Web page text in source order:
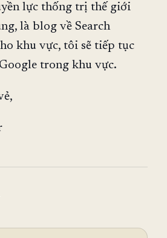
lực thống trị thế giới
là blog về Search
khu vực, tôi sẽ tiếp tục
trong khu vực.